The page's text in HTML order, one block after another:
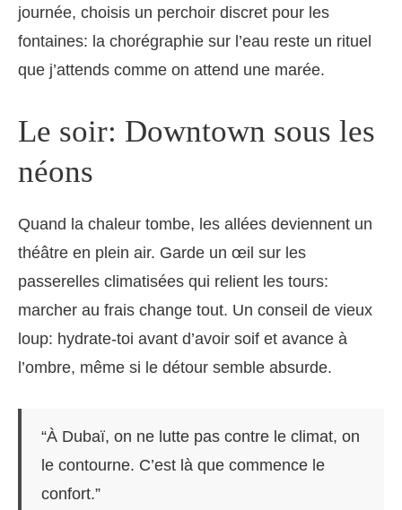
journée, choisis un perchoir discret pour les
fontaines: la chorégraphie sur l’eau reste un rituel
que j’attends comme on attend une marée.
Le soir: Downtown sous les
néons
Quand la chaleur tombe, les allées deviennent un
théâtre en plein air. Garde un œil sur les
passerelles climatisées qui relient les tours:
marcher au frais change tout. Un conseil de vieux
loup: hydrate-toi avant d’avoir soif et avance à
l’ombre, même si le détour semble absurde.
“À Dubaï, on ne lutte pas contre le climat, on
le contourne. C’est là que commence le
confort.”